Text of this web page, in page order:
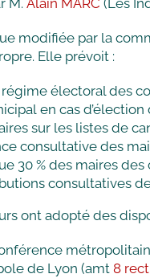
M.Alain MARC (Les
modifiée par la
Elle prévoit :
électoral des
en cas
sur les listes de
consultative des
30 % des maires
consultatives
ont adopté des
de Lyon (amt 8